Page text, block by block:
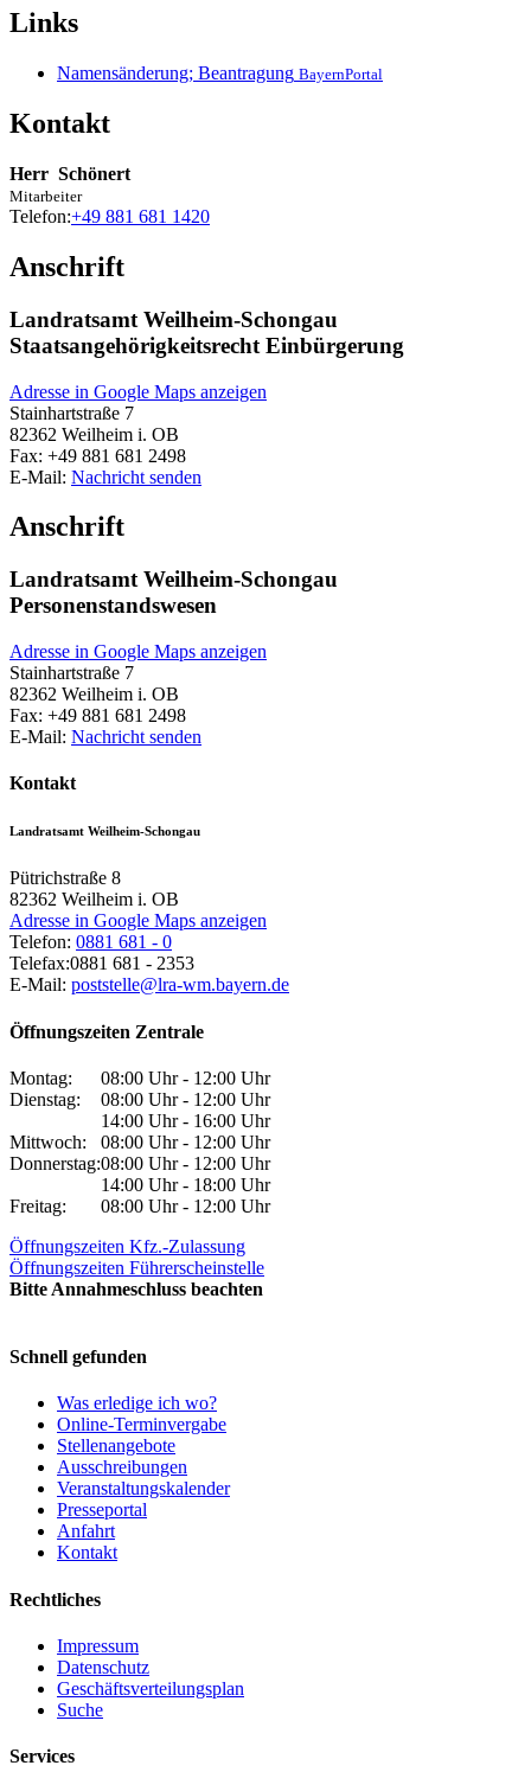
Links
Namensänderung; Beantragung BayernPortal
Kontakt
Herr Schönert
Mitarbeiter
Telefon:+49 881 681 1420
Anschrift
Landratsamt Weilheim-Schongau
Staatsangehörigkeitsrecht Einbürgerung
Adresse in Google Maps anzeigen
Stainhartstraße 7
82362 Weilheim i. OB
Fax: +49 881 681 2498
E-Mail: Nachricht senden
Anschrift
Landratsamt Weilheim-Schongau
Personenstandswesen
Adresse in Google Maps anzeigen
Stainhartstraße 7
82362 Weilheim i. OB
Fax: +49 881 681 2498
E-Mail: Nachricht senden
Kontakt
Landratsamt Weilheim-Schongau
Pütrichstraße 8
82362 Weilheim i. OB
Adresse in Google Maps anzeigen
Telefon: 0881 681 - 0
Telefax:0881 681 - 2353
E-Mail: poststelle@lra-wm.bayern.de
Öffnungszeiten Zentrale
Montag:
08:00 Uhr - 12:00 Uhr
Dienstag:
08:00 Uhr - 12:00 Uhr
14:00 Uhr - 16:00 Uhr
Mittwoch:
08:00 Uhr - 12:00 Uhr
Donnerstag:08:00 Uhr - 12:00 Uhr
14:00 Uhr - 18:00 Uhr
Freitag:
08:00 Uhr - 12:00 Uhr
Öffnungszeiten Kfz.-Zulassung
Öffnungszeiten Führerscheinstelle
Bitte Annahmeschluss beachten
Schnell gefunden
Was erledige ich wo?
Online-Terminvergabe
Stellenangebote
Ausschreibungen
Veranstaltungskalender
Presseportal
Anfahrt
Kontakt
Rechtliches
Impressum
Datenschutz
Geschäftsverteilungsplan
Suche
Services